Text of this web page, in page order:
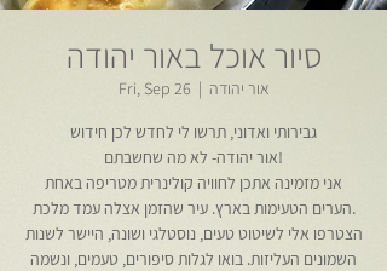
סיור אוכל באור יהודה
Fri, Sep 26
  |
אור יהודה
גבירותי ואדוני, תרשו לי לחדש לכן חידוש
אור יהודה- לא מה שחשבתם!
אני מזמינה אתכן לחוויה קולינרית מטריפה באחת
הערים הטעימות בארץ. עיר שהזמן אצלה עמד מלכת.
הצטרפו אלי לשיטוט טעים, נוסטלגי ושונה, היישר לשנות
השמונים העליזות. בואו לגלות סיפורים, טעמים, ונשמה